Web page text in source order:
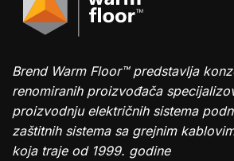
Brend Warm Floor™ predstavlja
renomiranih proizvođača
proizvodnju električnih sistema
zaštitnih sistema sa grejnim
koja traje od 1999. godine